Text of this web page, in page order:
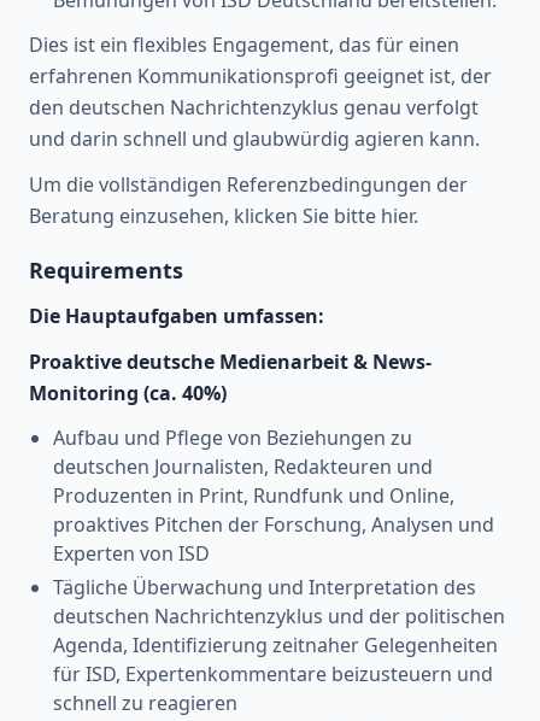
Dies ist ein flexibles Engagement, das für einen
erfahrenen Kommunikationsprofi geeignet ist, der
den deutschen Nachrichtenzyklus genau verfolgt
und darin schnell und glaubwürdig agieren kann.
Um die vollständigen Referenzbedingungen der
Beratung einzusehen, klicken Sie bitte hier.
Requirements
Die Hauptaufgaben umfassen:
Proaktive deutsche Medienarbeit & News-
Monitoring (ca. 40%)
Aufbau und Pflege von Beziehungen zu
deutschen Journalisten, Redakteuren und
Produzenten in Print, Rundfunk und Online,
proaktives Pitchen der Forschung, Analysen und
Experten von ISD
Tägliche Überwachung und Interpretation des
deutschen Nachrichtenzyklus und der politischen
Agenda, Identifizierung zeitnaher Gelegenheiten
für ISD, Expertenkommentare beizusteuern und
schnell zu reagieren